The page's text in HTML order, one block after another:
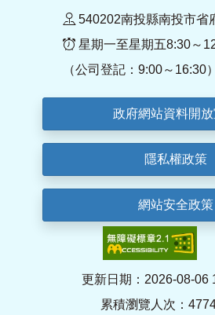
540202南投縣南投市省
星期一至星期五8:30～
（公司登記：9:00～16:30
政府網站資料開
隱私權政策
網站安全政策
更新日期：2026-08-06
累積瀏覽人次：